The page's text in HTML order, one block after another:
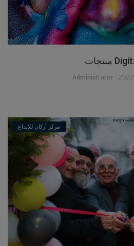
Administrator
مركز أركان للإبداع